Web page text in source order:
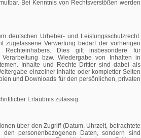
Bei Kenntnis von Rechtsverstößen werden
deutschen Urheber- und Leistungsschutzrecht.
zugelassene Verwertung bedarf der vorherigen
Rechteinhabers. Dies gilt insbesondere für
Verarbeitung bzw. Wiedergabe von Inhalten in
Inhalte und Rechte Dritter sind dabei als
einzelner Inhalte oder kompletter Seiten
und Downloads für den persönlichen, privaten
Erlaubnis zulässig.
über den Zugriff (Datum, Uhrzeit, betrachtete
personenbezogenen Daten, sondern sind